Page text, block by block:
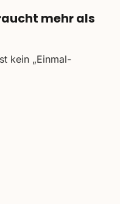
mehr als
kein „Einmal-